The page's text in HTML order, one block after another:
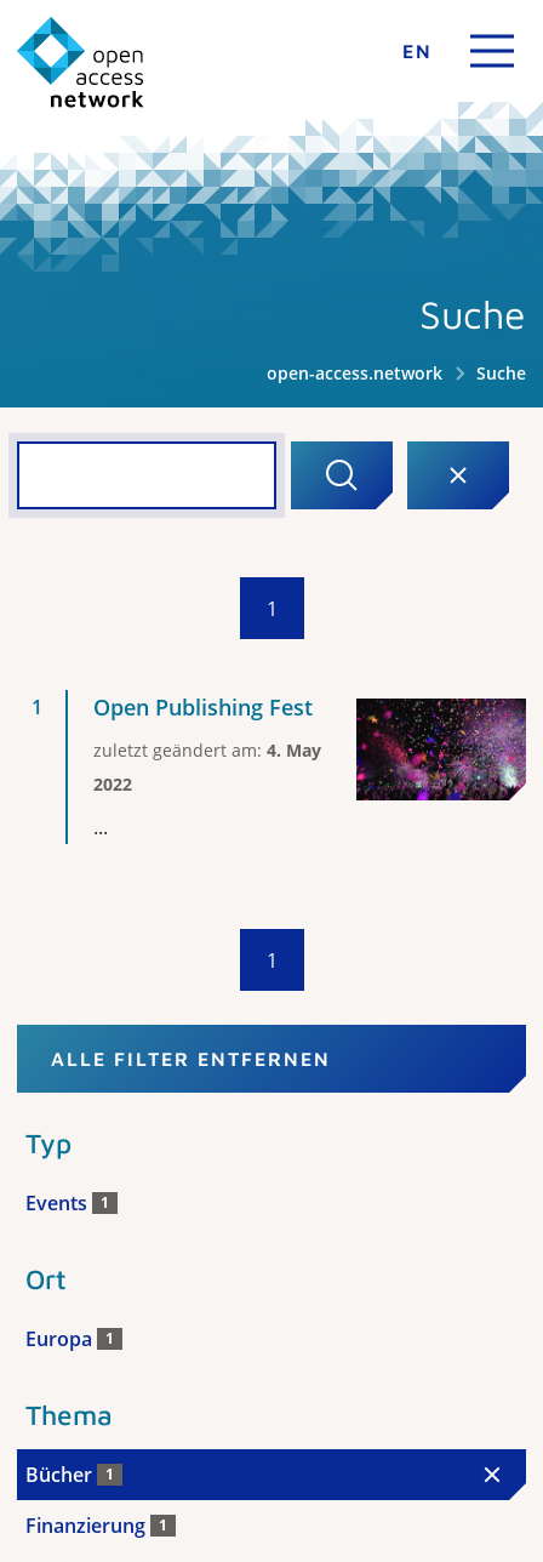
EN
Suche
open-access.network Suche
1
Open Publishing Fest
zuletzt geändert am: 4. May
2022
...
1
ALLE FILTER ENTFERNEN
Typ
Events 1
Ort
Europa 1
Thema
Bücher 1
Finanzierung 1